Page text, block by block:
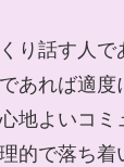
り話す人で
あれば適度
地よいコミ
的で落ち着